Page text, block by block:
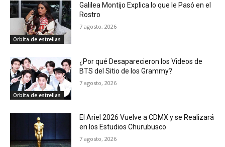
Orbita de estrellas
Galilea Montijo Explica lo que le Pasó en el
Rostro
7 agosto, 2026
Orbita de estrellas
¿Por qué Desaparecieron los Videos de
BTS del Sitio de los Grammy?
7 agosto, 2026
El Ariel 2026 Vuelve a CDMX y se Realizará
en los Estudios Churubusco
7 agosto, 2026